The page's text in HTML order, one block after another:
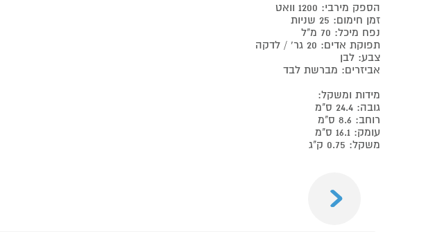
הספק מירבי: 1200 וואט
זמן חימום: 25 שניות
נפח מיכל: 70 מ"ל
תפוקת אדים: 20 גר' / לדקה
צבע: לבן
אביזרים: מברשת לבד
מידות ומשקל:
גובה: 24.4 ס"מ
רוחב: 8.6 ס"מ
עומק: 16.1 ס"מ
משקל: 0.75 ק"ג